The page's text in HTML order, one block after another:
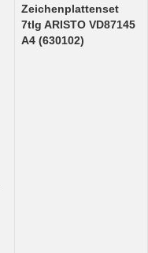
Zeichenplattenset
7tlg ARISTO VD87145
A4 (630102)